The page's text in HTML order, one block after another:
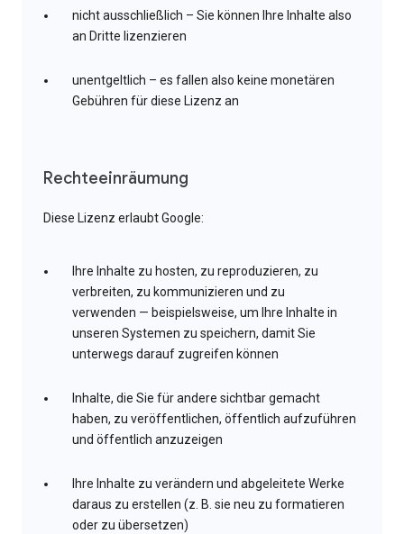
nicht ausschließlich – Sie können Ihre Inhalte also
an Dritte lizenzieren
unentgeltlich – es fallen also keine monetären
Gebühren für diese Lizenz an
Rechteeinräumung
Diese Lizenz erlaubt Google:
Ihre Inhalte zu hosten, zu reproduzieren, zu
verbreiten, zu kommunizieren und zu
verwenden — beispielsweise, um Ihre Inhalte in
unseren Systemen zu speichern, damit Sie
unterwegs darauf zugreifen können
Inhalte, die Sie für andere sichtbar gemacht
haben, zu veröffentlichen, öffentlich aufzuführen
und öffentlich anzuzeigen
Ihre Inhalte zu verändern und abgeleitete Werke
daraus zu erstellen (z. B. sie neu zu formatieren
oder zu übersetzen)